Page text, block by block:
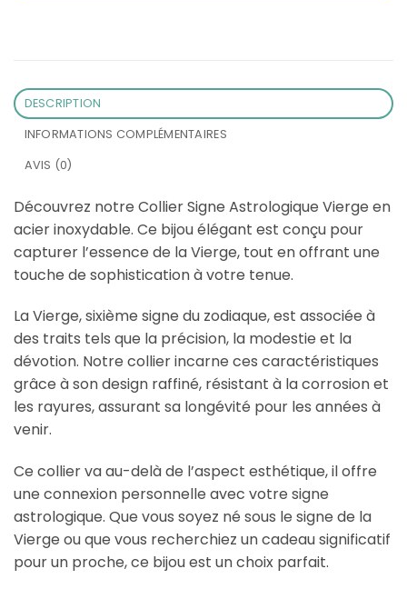
DESCRIPTION
INFORMATIONS COMPLÉMENTAIRES
AVIS (0)
Découvrez notre Collier Signe Astrologique Vierge en
acier inoxydable. Ce bijou élégant est conçu pour
capturer l’essence de la Vierge, tout en offrant une
touche de sophistication à votre tenue.
La Vierge, sixième signe du zodiaque, est associée à
des traits tels que la précision, la modestie et la
dévotion. Notre collier incarne ces caractéristiques
grâce à son design raffiné, résistant à la corrosion et
les rayures, assurant sa longévité pour les années à
venir.
Ce collier va au-delà de l’aspect esthétique, il offre
une connexion personnelle avec votre signe
astrologique. Que vous soyez né sous le signe de la
Vierge ou que vous recherchiez un cadeau significatif
pour un proche, ce bijou est un choix parfait.